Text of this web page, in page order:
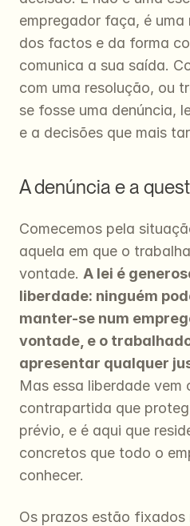
empregador faça, é
dos factos e da forma
comunica a sua saída.
com uma resolução, ou
se fosse uma denúncia,
e a decisões que mais
A denúncia e a
Comecemos pela
aquela em que o
vontade. A lei é
liberdade: ninguém
manter-se num
vontade, e o
apresentar qualquer
Mas essa liberdade vem
contrapartida que
prévio, e é aqui que
concretos que todo o
conhecer.
Os prazos estão fixados